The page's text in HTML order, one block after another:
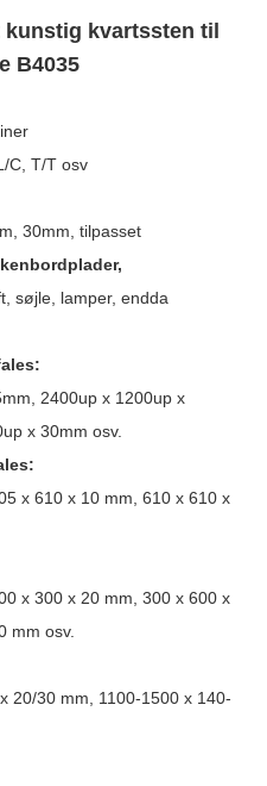
kvartssten til
B4035
C, T/T osv
30mm, tilpasset
søjle, lamper, endda
2400up x 1200up x
x 30mm osv.
x 610 x 10 mm, 610 x 610 x
x 300 x 20 mm, 300 x 600 x
mm osv.
20/30 mm, 1100-1500 x 140-